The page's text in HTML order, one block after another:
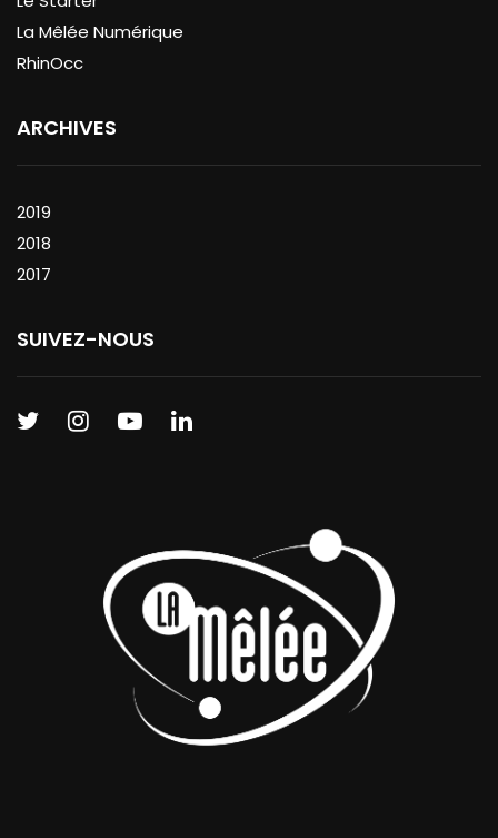
La Mêlée Numérique
RhinOcc
ARCHIVES
2019
2018
2017
SUIVEZ-NOUS